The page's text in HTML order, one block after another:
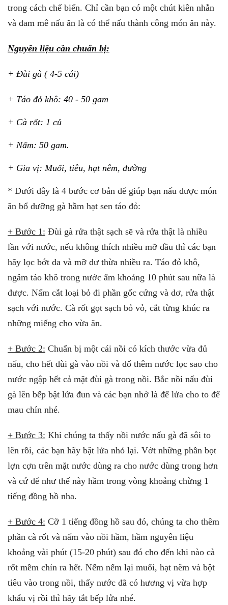
trong cách chế biến. Chỉ cần bạn có một chút kiên nhẫn
và đam mê nấu ăn là có thể nấu thành công món ăn này.
Nguyên liệu cần chuẩn bị:
+ Đùi gà ( 4-5 cái)
+ Táo đỏ khô: 40 - 50 gam
+ Cà rốt: 1 củ
+ Nấm: 50 gam.
+ Gia vị: Muối, tiêu, hạt nêm, đường
* Dưới đây là 4 bước cơ bản để giúp bạn nấu được món
ăn bổ dưỡng gà hầm hạt sen táo đỏ:
+ Bước 1: Đùi gà rửa thật sạch sẽ và rửa thật là nhiều
lần với nước, nếu không thích nhiều mỡ dầu thì các bạn
hãy lọc bớt da và mỡ dư thừa nhiều ra. Táo đỏ khô,
ngâm táo khô trong nước ấm khoảng 10 phút sau nữa là
được. Nấm cắt loại bỏ đi phần gốc cứng và dơ, rửa thật
sạch với nước. Cà rốt gọt sạch bỏ vỏ, cắt từng khúc ra
những miếng cho vừa ăn.
+ Bước 2: Chuẩn bị một cái nồi có kích thước vừa đủ
nấu, cho hết đùi gà vào nồi và đổ thêm nước lọc sao cho
nước ngập hết cả mặt đùi gà trong nồi. Bắc nồi nấu đùi
gà lên bếp bật lửa đun và các bạn nhớ là để lửa cho to để
mau chín nhé.
+ Bước 3: Khi chúng ta thấy nồi nước nấu gà đã sôi to
lên rồi, các bạn hãy bật lửa nhỏ lại. Vớt những phần bọt
lợn cợn trên mặt nước dùng ra cho nước dùng trong hơn
và cứ để như thế này hầm trong vòng khoảng chừng 1
tiếng đồng hồ nha.
+ Bước 4: Cỡ 1 tiếng đồng hồ sau đó, chúng ta cho thêm
phần cà rốt và nấm vào nồi hầm, hầm nguyên liệu
khoảng vài phút (15-20 phút) sau đó cho đến khi nào cà
rốt mềm chín ra hết. Nếm nếm lại muối, hạt nêm và bột
tiêu vào trong nồi, thấy nước đã có hương vị vừa hợp
khẩu vị rồi thì hãy tắt bếp lửa nhé.